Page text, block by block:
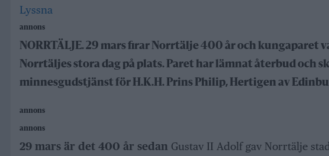
Lyssna
annons
NORRTÄLJE. 29 mars firar Norrtälje 400 år och
Norrtäljes stora dag på plats. Paret har lämnat återbud och
minnesgudstjänst för H.K.H. Prins Philip, Hertigen av
annons
annons
29 mars är det 400 år sedan Gustav II Adolf gav Norrtälje